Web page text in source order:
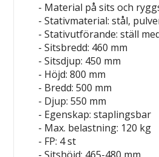
- Material på sits och
- Stativmaterial: stål,
- Stativutförande: ställ
- Sitsbredd: 460 mm
- Sitsdjup: 450 mm
- Höjd: 800 mm
- Bredd: 500 mm
- Djup: 550 mm
- Egenskap: staplingsbar
- Max. belastning: 120 kg
- FP: 4 st